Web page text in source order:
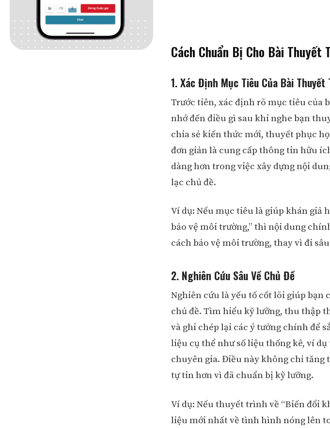
Cách Chuẩn Bị Cho Bài Thuyết
1. Xác Định Mục Tiêu Của Bài Thuyết
Trước tiên, xác định rõ mục tiêu của
nhớ đến điều gì sau khi nghe bạn
chia sẻ kiến thức mới, thuyết phục
đơn giản là cung cấp thông tin hữu
dàng hơn trong việc xây dựng nội
lạc chủ đề.
Ví dụ: Nếu mục tiêu là giúp khán giả
bảo vệ môi trường,” thì nội dung
cách bảo vệ môi trường, thay vì đi
2. Nghiên Cứu Sâu Về Chủ Đề
Nghiên cứu là yếu tố cốt lõi giúp bạn
chủ đề. Tìm hiểu kỹ lưỡng, thu thập
và ghi chép lại các ý tưởng chính để
liệu cụ thể như số liệu thống kê, ví
chuyên gia. Điều này không chỉ
tự tin hơn vì đã chuẩn bị kỹ lưỡng.
Ví dụ: Nếu thuyết trình về “Biến đổi
liệu mới nhất về tình hình nóng lên